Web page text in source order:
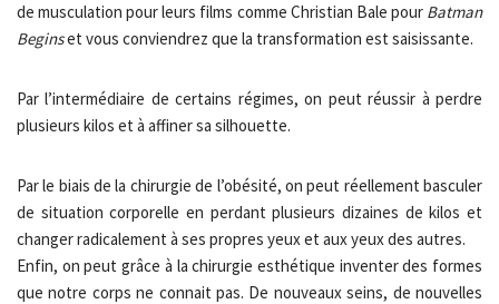
de musculation pour leurs films comme Christian Bale pour Batman
Beginset vous conviendrez que la transformation est saisissante.
Par l’intermédiaire de certains régimes, on peut réussir à perdre
plusieurs kilos et à affiner sa silhouette.
Par le biais de la chirurgie de l’obésité, on peut réellement basculer
de situation corporelle en perdant plusieurs dizaines de kilos et
changer radicalement à ses propres yeux et aux yeux des autres.
Enfin, on peut grâce à la chirurgie esthétique inventer des formes
que notre corps ne connait pas. De nouveaux seins, de nouvelles